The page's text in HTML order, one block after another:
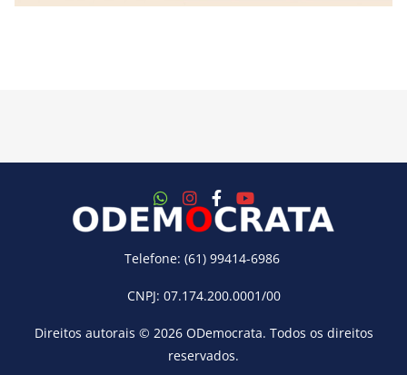
Telefone: (61) 99414-6986
CNPJ: 07.174.200.0001/00
Direitos autorais © 2026 ODemocrata. Todos os direitos
reservados.